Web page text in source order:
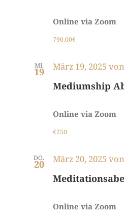
Online via Zoom
790.00€
MI.
19
Mediumship
März 19, 2025
Online via Zoom
€250
DO.
20
März 20, 2025
Online via Zoom